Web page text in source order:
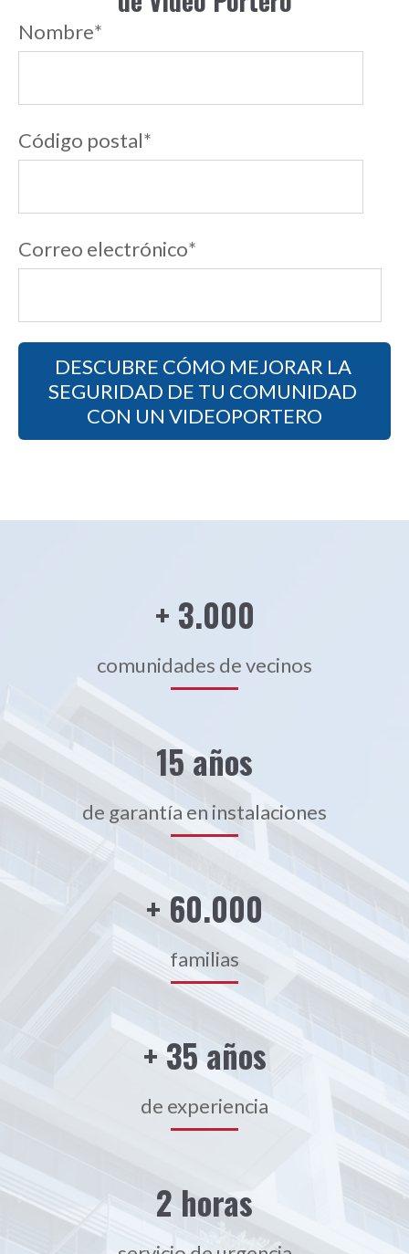
Nombre*
Código postal*
Correo electrónico*
+ 3.000
comunidades de vecinos
15 años
de garantía en instalaciones
+ 60.000
familias
+ 35 años
de experiencia
2 horas